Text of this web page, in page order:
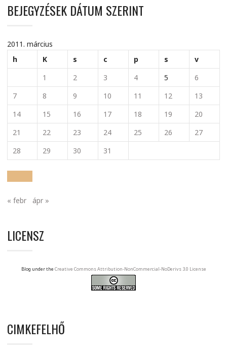
BEJEGYZÉSEK DÁTUM SZERINT
2011. március
h
K s c p s
v
1
2 3 4 5
6
7
8 9 10 11 12
13
14
15 16 17 18 19
20
21
22 23 24 25 26
27
28
29 30 31
« febr ápr »
LICENSZ
Blog under the Creative Commons Attribution-NonCommercial-NoDerivs 3.0 License
CIMKEFELHŐ